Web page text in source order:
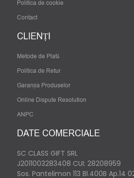
Politica de cookie
Contact
CLIENȚI
Metode de Plată
Politica de Retur
Garanția Produselor
Online Dispute Resolution
ANPC
DATE COMERCIALE
SC CLASS GIFT SRL
J2011003283408 CUI: 28208959
Sos. Pantelimon 113 Bl.400B Ap.14